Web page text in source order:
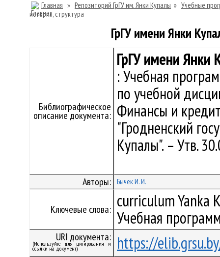
Главная » Репозиторий ГрГУ им. Янки Купалы » Учебные
история, структура
ГрГУ имени Янки
Библиографическое
описание документа:
ГрГУ имени Янки
: Учебная
по учебной
Финансы и
"Гродненский
Купалы". – Утв.
Авторы: Бычек И. И.
Ключевые слова: curriculum Yanka
Учебная
URI документа:
(Используйте для цитирования и
ссылки на документ) https://